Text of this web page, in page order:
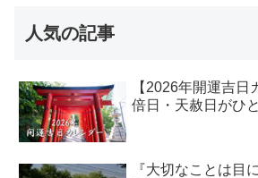
人気の記事
【2026年開運吉
倍日・天赦日がひ
『大切なことは目